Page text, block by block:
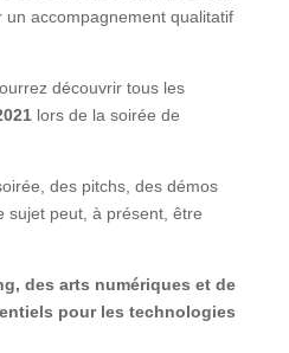
accompagnement qualitatif
découvrir tous les
lors de la soirée de
des pitchs, des démos
sujet peut, à présent, être
des arts numériques et de
pour les technologies